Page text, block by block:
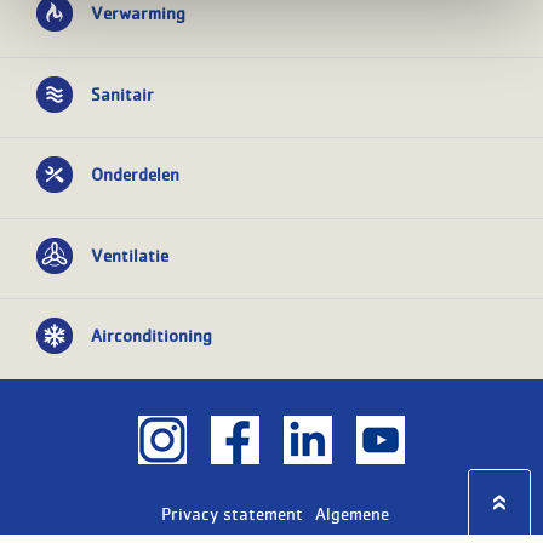
Verwarming
Sanitair
Onderdelen
Ventilatie
Airconditioning
Privacy statement
Algemene